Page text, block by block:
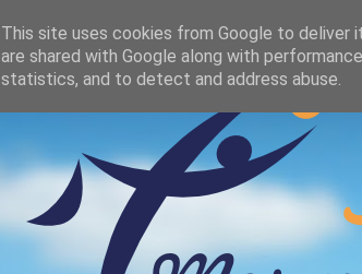
This site uses cookies from Google to deliver
are shared with Google along with
statistics, and to detect and address abuse.